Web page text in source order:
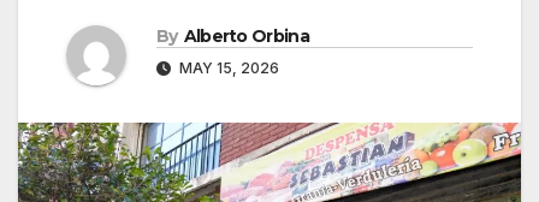
By Alberto Orbina
MAY 15, 2026